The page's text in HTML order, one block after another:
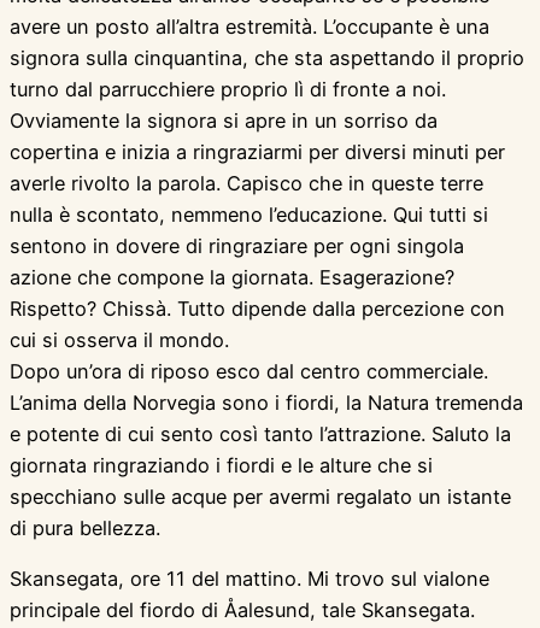
avere un posto all’altra estremità. L’occupante è una
signora sulla cinquantina, che sta aspettando il proprio
turno dal parrucchiere proprio lì di fronte a noi.
Ovviamente la signora si apre in un sorriso da
copertina e inizia a ringraziarmi per diversi minuti per
averle rivolto la parola. Capisco che in queste terre
nulla è scontato, nemmeno l’educazione. Qui tutti si
sentono in dovere di ringraziare per ogni singola
azione che compone la giornata. Esagerazione?
Rispetto? Chissà. Tutto dipende dalla percezione con
cui si osserva il mondo.
Dopo un’ora di riposo esco dal centro commerciale.
L’anima della Norvegia sono i fiordi, la Natura tremenda
e potente di cui sento così tanto l’attrazione. Saluto la
giornata ringraziando i fiordi e le alture che si
specchiano sulle acque per avermi regalato un istante
di pura bellezza.
Skansegata, ore 11 del mattino. Mi trovo sul vialone
principale del fiordo di Åalesund, tale Skansegata.